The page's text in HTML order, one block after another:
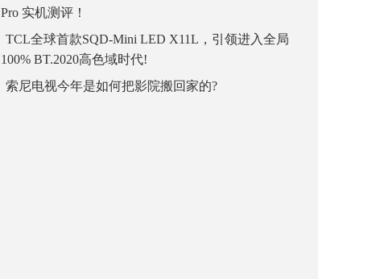
Pro 实机测评！
TCL全球首款SQD-Mini LED X11L，引领进入全局
100% BT.2020高色域时代!
索尼电视今年是如何把影院搬回家的?